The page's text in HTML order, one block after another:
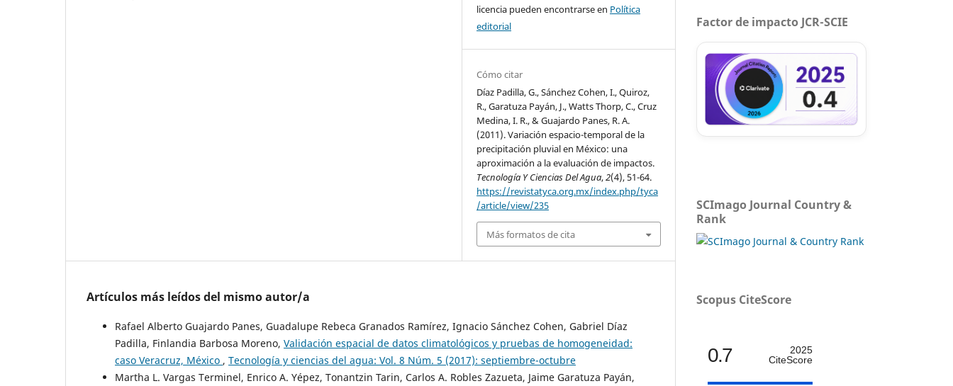
licencia pueden encontrarse en Política
editorial
Cómo citar
Díaz Padilla, G., Sánchez Cohen, I., Quiroz,
R., Garatuza Payán, J., Watts Thorp, C., Cruz
Medina, I. R., & Guajardo Panes, R. A.
(2011). Variación espacio-temporal de la
precipitación pluvial en México: una
aproximación a la evaluación de impactos.
Tecnología Y Ciencias Del Agua,2(4), 51-64.
https://revistatyca.org.mx/index.php/tyca
/article/view/235
Más formatos de cita
Artículos más leídos del mismo autor/a
Rafael Alberto Guajardo Panes, Guadalupe Rebeca Granados Ramírez, Ignacio Sánchez Cohen, Gabriel Díaz
Padilla, Finlandia Barbosa Moreno, Validación espacial de datos climatológicos y pruebas de homogeneidad:
caso Veracruz, México , Tecnología y ciencias del agua: Vol. 8 Núm. 5 (2017): septiembre-octubre
Martha L. Vargas Terminel, Enrico A. Yépez, Tonantzin Tarin, Carlos A. Robles Zazueta, Jaime Garatuza Payán,
Factor de impacto JCR-SCIE
SCImago Journal Country &
Rank
Scopus CiteScore
0.7
2025
CiteScore